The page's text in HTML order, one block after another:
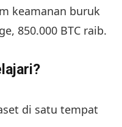
keamanan buruk
850.000 BTC raib.
di satu tempat